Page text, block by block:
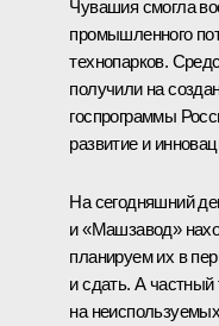
Чувашия смогла
промышленного
технопарков.
получили на
госпрограммы
развитие и
На сегодняшний
и «Машзавод»
планируем их в
и сдать. А частный
на